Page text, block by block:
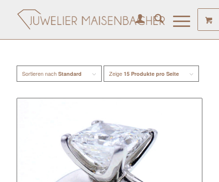
Sortieren nach Standard Zeige 15 Produkte pro Seite